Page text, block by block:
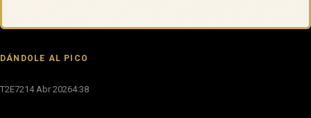
DÁNDOLE AL PICO
T2E7214 Abr 20264:38